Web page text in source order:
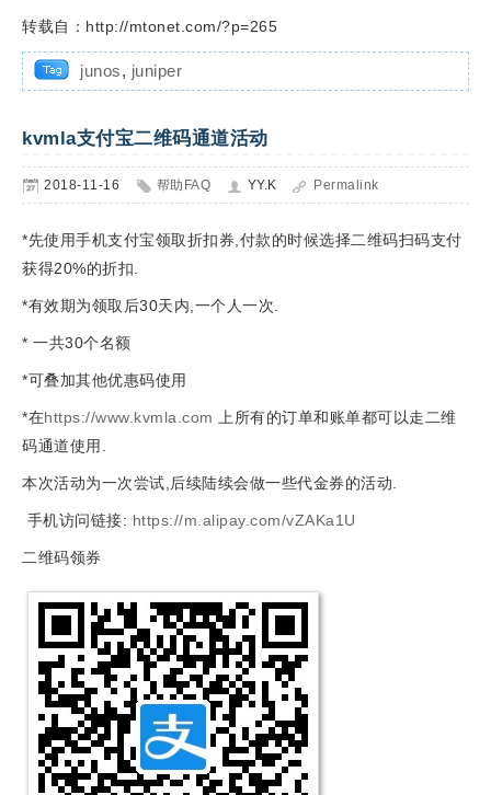
转载自：http://mtonet.com/?p=265
junos, juniper
kvmla支付宝二维码通道活动
2018-11-16 帮助FAQ YY.K Permalink
*先使用手机支付宝领取折扣券,付款的时候选择二维码扫码支付
获得20%的折扣.
*有效期为领取后30天内,一个人一次.
* 一共30个名额
*可叠加其他优惠码使用
*在https://www.kvmla.com 上所有的订单和账单都可以走二维
码通道使用.
本次活动为一次尝试,后续陆续会做一些代金券的活动.
手机访问链接: https://m.alipay.com/vZAKa1U
二维码领券